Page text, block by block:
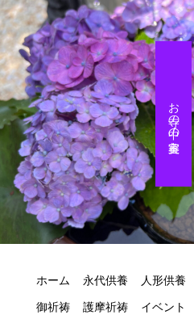
お寺の中の美容室
ホーム 永代供養 人形供養
御祈祷 護摩祈祷 イベント